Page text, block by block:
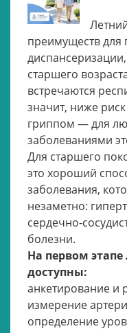
преимуществ для
старшего
встречаются
значит, ниже
гриппом — для
заболеваниями
Для старшего
это хороший
заболевания,
незаметно:
сердечно-
болезни.
На первом
доступны:
анкетирование и
измерение
определение